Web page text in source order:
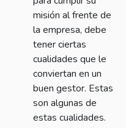
misión al frente de
la empresa, debe
tener ciertas
cualidades que le
conviertan en un
buen gestor. Estas
son algunas de
estas cualidades.